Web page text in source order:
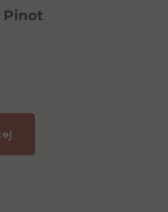
Pinot